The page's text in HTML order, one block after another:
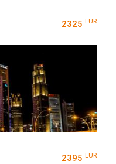
2325 EUR
2395 EUR